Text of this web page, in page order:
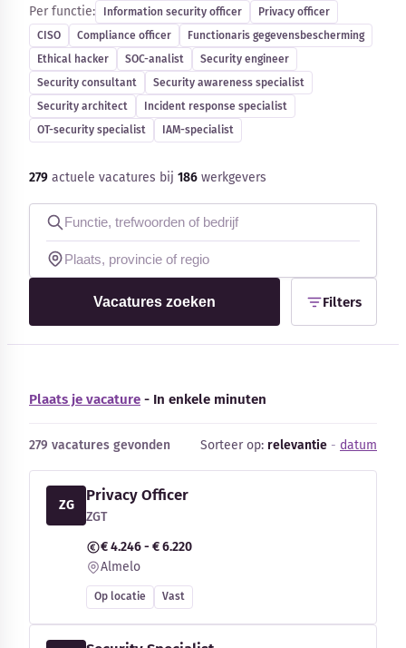
Kennisbank
Blog
Bedrijfsupdates
Externe bronnen
Woordenboek
Auteurs
Per functie: Information security officer
Privacy officer
CISO
Compliance officer
Functionaris gegevensbescherming
Ethical hacker
SOC-analist
Security engineer
Security consultant
Security awareness specialist
Security architect
Incident response specialist
OT-security specialist
IAM-specialist
279 actuele vacatures bij 186 werkgevers
Vacatures zoeken Filters
Plaats je vacature - In enkele minuten
279 vacatures gevonden Sorteer op: relevantie - datum
ZG
Privacy Officer
ZGT
€ 4.246 - € 6.220
Almelo
Op locatie Vast